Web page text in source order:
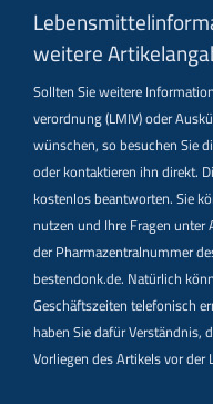
weitere
Sollten Sie weitere
verordnung (LMIV) oder
wünschen, so besuchen Sie
oder kontaktieren ihn direkt.
kostenlos beantworten. Sie
nutzen und Ihre Fragen
der Pharmazentralnummer
bestendonk.de. Natürlich
Geschäftszeiten telefonisch
haben Sie dafür
Vorliegen des Artikels vor der